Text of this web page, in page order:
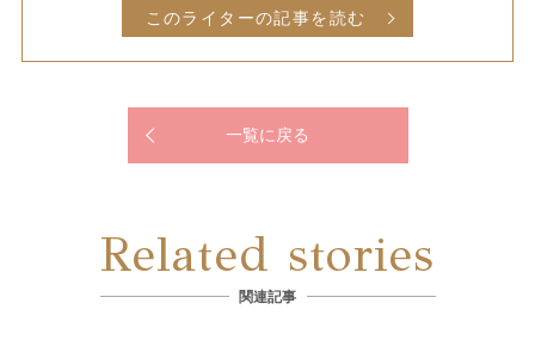
このライターの記事を読む
一覧に戻る
Related stories
関連記事